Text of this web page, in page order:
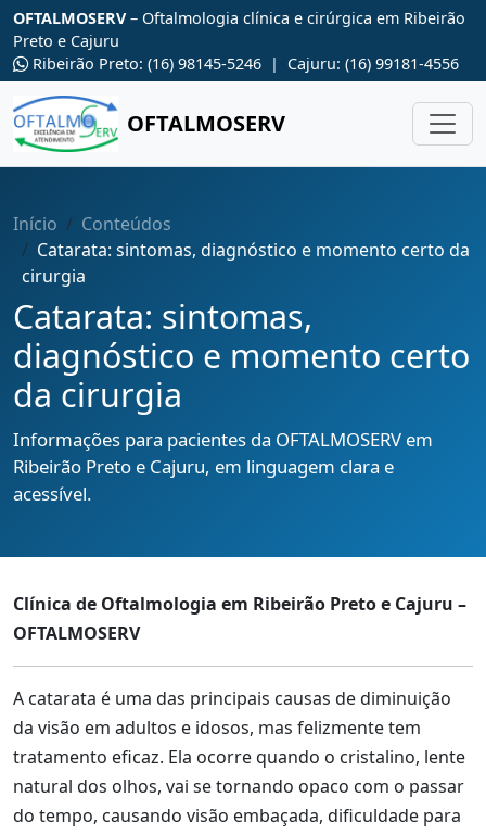
OFTALMOSERV– Oftalmologia clínica e cirúrgica em Ribeirão
Preto e Cajuru
Ribeirão Preto: (16) 98145-5246 | Cajuru: (16) 99181-4556
OFTALMOSERV
Início
Conteúdos
Catarata: sintomas, diagnóstico e momento certo da
cirurgia
Catarata: sintomas,
diagnóstico e momento certo
da cirurgia
Informações para pacientes da OFTALMOSERV em
Ribeirão Preto e Cajuru, em linguagem clara e
acessível.
Clínica de Oftalmologia em Ribeirão Preto e Cajuru –
OFTALMOSERV
A catarata é uma das principais causas de diminuição
da visão em adultos e idosos, mas felizmente tem
tratamento eficaz. Ela ocorre quando o cristalino, lente
natural dos olhos, vai se tornando opaco com o passar
do tempo, causando visão embaçada, dificuldade para